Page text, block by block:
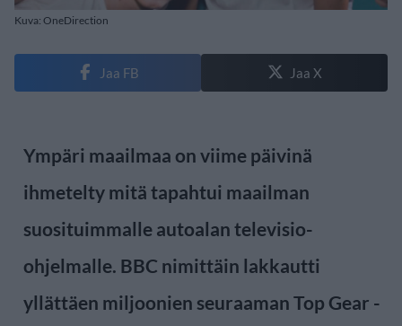
Kuva: OneDirection
Jaa FB Jaa X
Ympäri maailmaa on viime päivinä
ihmetelty mitä tapahtui maailman
suosituimmalle autoalan televisio-
ohjelmalle. BBC nimittäin lakkautti
yllättäen miljoonien seuraaman Top Gear -